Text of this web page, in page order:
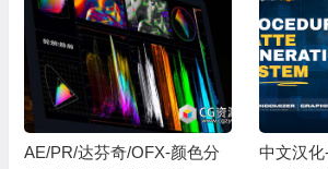
AE/PR/达芬奇/OFX-颜色分
中文汉